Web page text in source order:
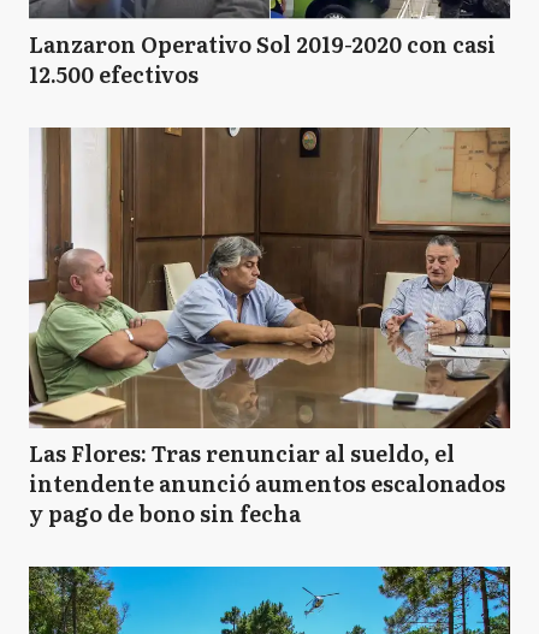
Lanzaron Operativo Sol 2019-2020 con casi
12.500 efectivos
Las Flores: Tras renunciar al sueldo, el
intendente anunció aumentos escalonados
y pago de bono sin fecha